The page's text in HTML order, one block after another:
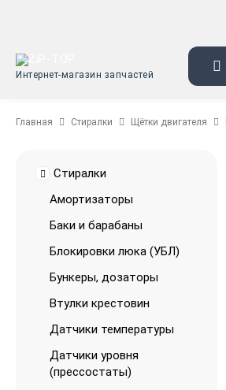
Интернет-магазин запчастей
Главная Стиралки Щётки двигателя
Стиралки
Амортизаторы
Баки и барабаны
Блокировки люка (УБЛ)
Бункеры, дозаторы
Втулки крестовин
Датчики температуры
Датчики уровня
(прессостаты)